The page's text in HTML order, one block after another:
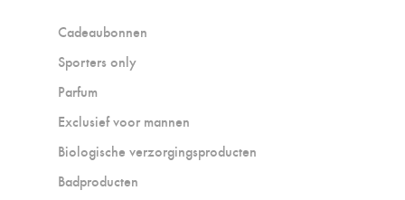
Cadeaubonnen
Sporters only
Parfum
Exclusief voor mannen
Biologische verzorgingsproducten
Badproducten